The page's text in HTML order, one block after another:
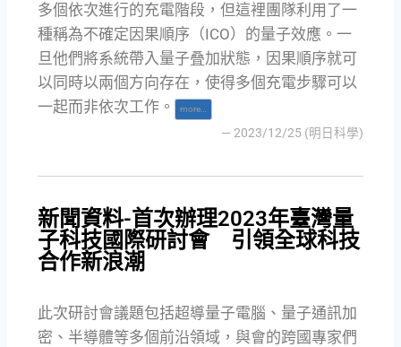
多個依次進行的充電階段，但這裡團隊利用了一
種稱為不確定因果順序（ICO）的量子效應。一
旦他們將系統帶入量子叠加狀態，因果順序就可
以同時以兩個方向存在，使得多個充電步驟可以
一起而非依次工作。
more…
— 2023/12/25 (明日科學)
新聞資料-首次辦理2023年臺灣量
子科技國際研討會 引領全球科技
合作新浪潮
此次研討會議題包括超導量子電腦、量子通訊加
密、半導體等多個前沿領域，與會的跨國專家們